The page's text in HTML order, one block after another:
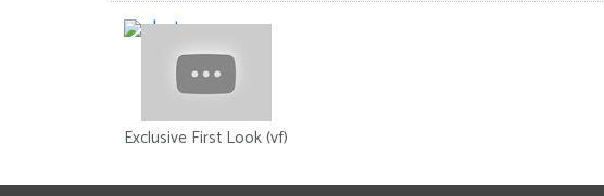
Exclusive First Look (vf)